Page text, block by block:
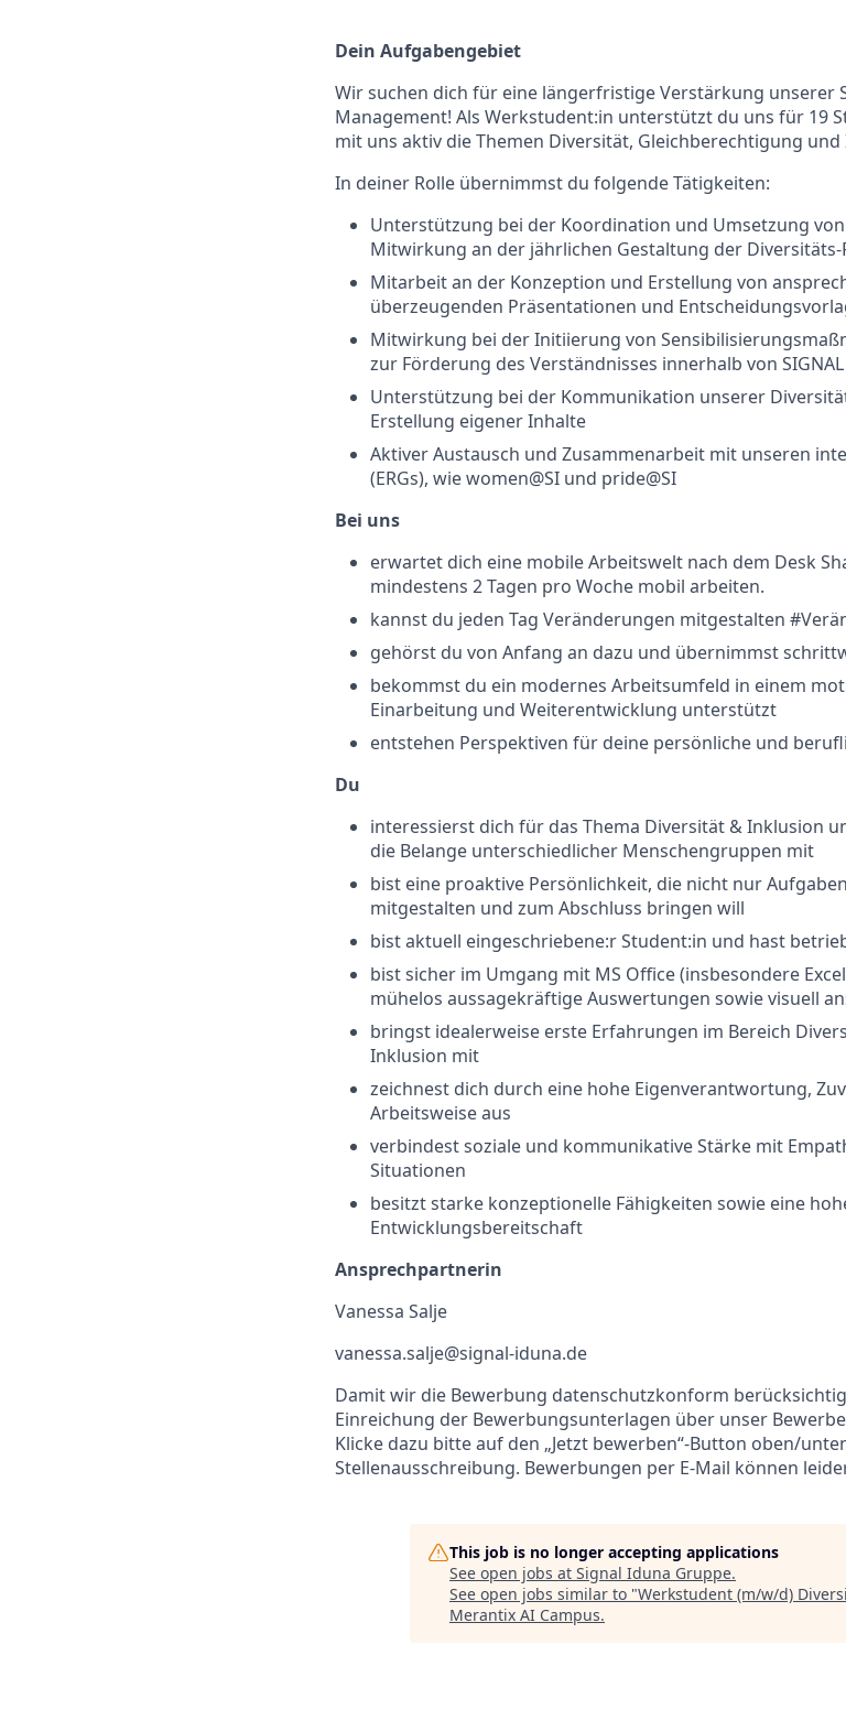
Dein Aufgabengebiet
Wir suchen dich für eine längerfristige Verstärkung unserer
Management! Als Werkstudent:in unterstützt du uns für 19
mit uns aktiv die Themen Diversität, Gleichberechtigung und
In deiner Rolle übernimmst du folgende Tätigkeiten:
Unterstützung bei der Koordination und Umsetzung
Mitwirkung an der jährlichen Gestaltung der Diversitäts-
Mitarbeit an der Konzeption und Erstellung von
überzeugenden Präsentationen und
Mitwirkung bei der Initiierung von
zur Förderung des Verständnisses innerhalb von
Unterstützung bei der Kommunikation unserer
Erstellung eigener Inhalte
Aktiver Austausch und Zusammenarbeit mit unseren
(ERGs), wie women@SI und pride@SI
Bei uns
erwartet dich eine mobile Arbeitswelt nach dem Desk
mindestens 2 Tagen pro Woche mobil arbeiten.
kannst du jeden Tag Veränderungen mitgestalten
gehörst du von Anfang an dazu und übernimmst
bekommst du ein modernes Arbeitsumfeld in einem
Einarbeitung und Weiterentwicklung unterstützt
entstehen Perspektiven für deine persönliche und
Du
interessierst dich für das Thema Diversität & Inklusion
die Belange unterschiedlicher Menschengruppen mit
bist eine proaktive Persönlichkeit, die nicht nur
mitgestalten und zum Abschluss bringen will
bist aktuell eingeschriebene:r Student:in und hast
bist sicher im Umgang mit MS Office (insbesondere
mühelos aussagekräftige Auswertungen sowie visuell
bringst idealerweise erste Erfahrungen im Bereich
Inklusion mit
zeichnest dich durch eine hohe Eigenverantwortung,
Arbeitsweise aus
verbindest soziale und kommunikative Stärke mit
Situationen
besitzt starke konzeptionelle Fähigkeiten sowie eine
Entwicklungsbereitschaft
Ansprechpartnerin
Vanessa Salje
vanessa.salje@signal-iduna.de
Damit wir die Bewerbung datenschutzkonform
Einreichung der Bewerbungsunterlagen über unser
Klicke dazu bitte auf den „Jetzt bewerben“-Button oben/
Stellenausschreibung. Bewerbungen per E-Mail können
This job is no longer accepting applications
See open jobs at Signal Iduna Gruppe.
See open jobs similar to "Werkstudent (m/w/d)
Merantix AI Campus.